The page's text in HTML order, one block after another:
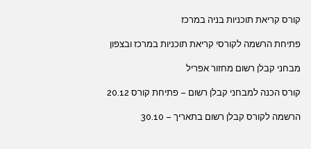
קורס קריאת תוכניות בניה במרכז
פתיחת הרשמה לקורסי קריאת תוכניות במרכז ובצפון
מבחני קבלן רשום מחזור אפריל
קורס הכנה למבחני קבלן רשום – פתיחת קורס 20.12
הרשמה לקורס קבלן רשום בתאריך – 30.10